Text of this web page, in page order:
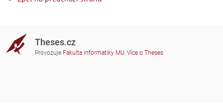
Theses.cz
Provozuje Fakulta informatiky MU, Více o Theses